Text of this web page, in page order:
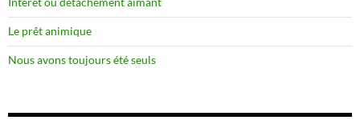
Le prêt animique
Nous avons toujours été seuls